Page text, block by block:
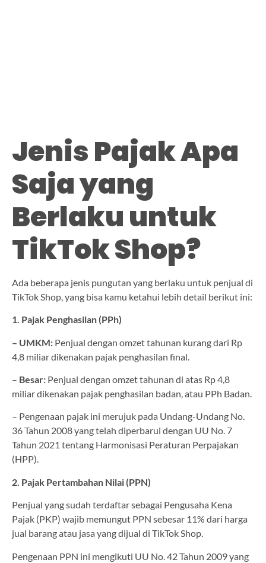
Jenis Pajak Apa
Saja yang
Berlaku untuk
TikTok Shop?
Ada beberapa jenis pungutan yang berlaku untuk penjual di
TikTok Shop, yang bisa kamu ketahui lebih detail berikut ini:
1. Pajak Penghasilan (PPh)
– UMKM: Penjual dengan omzet tahunan kurang dari Rp
4,8 miliar dikenakan pajak penghasilan final.
– Besar: Penjual dengan omzet tahunan di atas Rp 4,8
miliar dikenakan pajak penghasilan badan, atau PPh Badan.
– Pengenaan pajak ini merujuk pada Undang-Undang No.
36 Tahun 2008 yang telah diperbarui dengan UU No. 7
Tahun 2021 tentang Harmonisasi Peraturan Perpajakan
(HPP).
2. Pajak Pertambahan Nilai (PPN)
Penjual yang sudah terdaftar sebagai Pengusaha Kena
Pajak (PKP) wajib memungut PPN sebesar 11% dari harga
jual barang atau jasa yang dijual di TikTok Shop.
Pengenaan PPN ini mengikuti UU No. 42 Tahun 2009 yang